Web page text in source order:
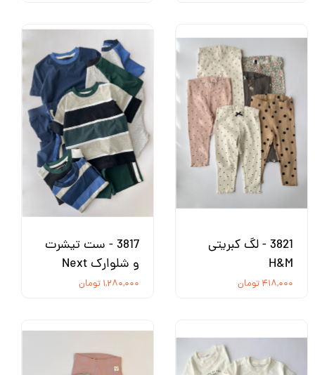
3821 - لگ کبریتی
H&M
۴۱۸,۰۰۰ تومان
3817 - ست تیشرت
و شلوارک Next
۱,۲۸۰,۰۰۰ تومان